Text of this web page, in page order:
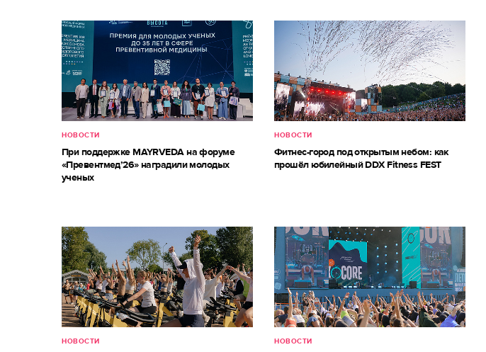
НОВОСТИ
При поддержке MAYRVEDA на форуме
«Превентмед’26» наградили молодых
ученых
НОВОСТИ
Фитнес-город под открытым небом: как
прошёл юбилейный DDX Fitness FEST
НОВОСТИ НОВОСТИ